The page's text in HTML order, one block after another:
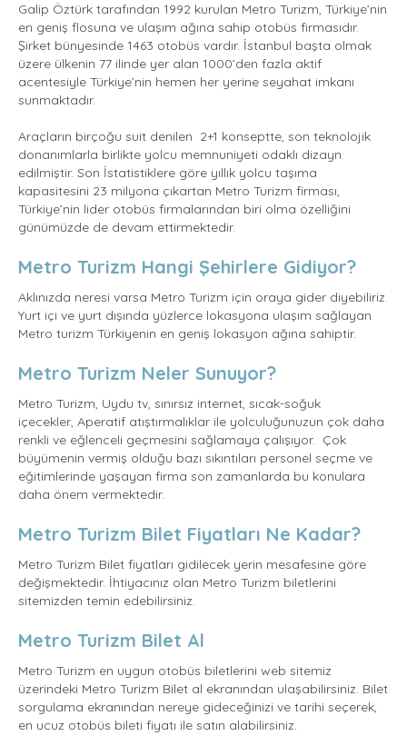
Galip Öztürk tarafından 1992 kurulan Metro Turizm, Türkiye’nin
en geniş flosuna ve ulaşım ağına sahip otobüs firmasıdır.
Şirket bünyesinde 1463 otobüs vardır. İstanbul başta olmak
üzere ülkenin 77 ilinde yer alan 1000’den fazla aktif
acentesiyle Türkiye’nin hemen her yerine seyahat imkanı
sunmaktadır.
Araçların birçoğu suit denilen 2+1 konseptte, son teknolojik
donanımlarla birlikte yolcu memnuniyeti odaklı dizayn
edilmiştir. Son İstatistiklere göre yıllık yolcu taşıma
kapasitesini 23 milyona çıkartan Metro Turizm firması,
Türkiye’nin lider otobüs firmalarından biri olma özelliğini
günümüzde de devam ettirmektedir.
Metro Turizm Hangi Şehirlere Gidiyor?
Aklınızda neresi varsa Metro Turizm için oraya gider diyebiliriz.
Yurt içi ve yurt dışında yüzlerce lokasyona ulaşım sağlayan
Metro turizm Türkiyenin en geniş lokasyon ağına sahiptir.
Metro Turizm Neler Sunuyor?
Metro Turizm, Uydu tv, sınırsız internet, sıcak-soğuk
içecekler, Aperatif atıştırmalıklar ile yolculuğunuzun çok daha
renkli ve eğlenceli geçmesini sağlamaya çalışıyor. Çok
büyümenin vermiş olduğu bazı sıkıntıları personel seçme ve
eğitimlerinde yaşayan firma son zamanlarda bu konulara
daha önem vermektedir.
Metro Turizm Bilet Fiyatları Ne Kadar?
Metro Turizm Bilet fiyatları gidilecek yerin mesafesine göre
değişmektedir. İhtiyacınız olan Metro Turizm biletlerini
sitemizden temin edebilirsiniz.
Metro Turizm Bilet Al
Metro Turizm en uygun otobüs biletlerini web sitemiz
üzerindeki Metro Turizm Bilet al ekranından ulaşabilirsiniz. Bilet
sorgulama ekranından nereye gideceğinizi ve tarihi seçerek,
en ucuz otobüs bileti fiyatı ile satın alabilirsiniz.